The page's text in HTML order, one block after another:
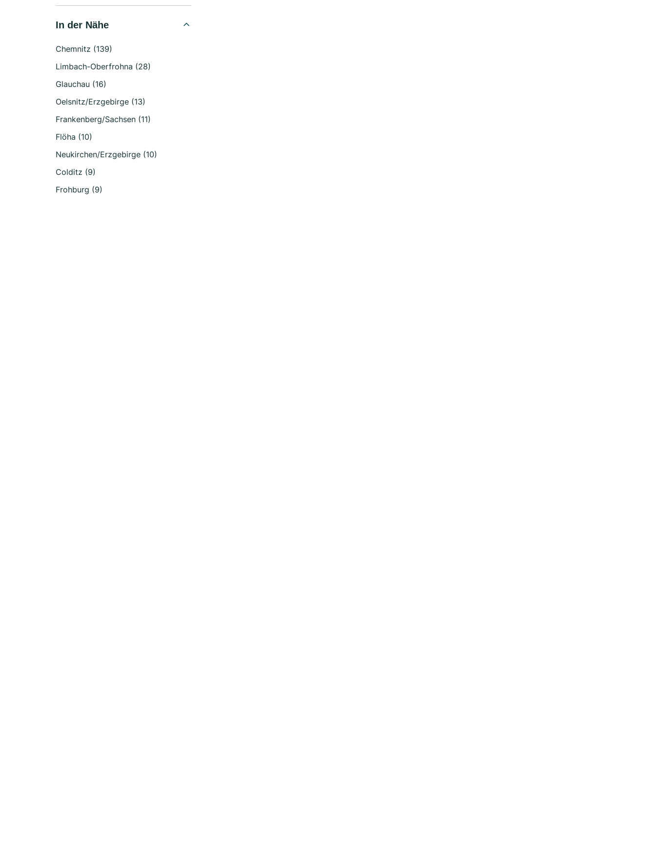
In der Nähe
Chemnitz (139)
Limbach-Oberfrohna (28)
Glauchau (16)
Oelsnitz/Erzgebirge (13)
Frankenberg/Sachsen (11)
Flöha (10)
Neukirchen/Erzgebirge (10)
Colditz (9)
Frohburg (9)